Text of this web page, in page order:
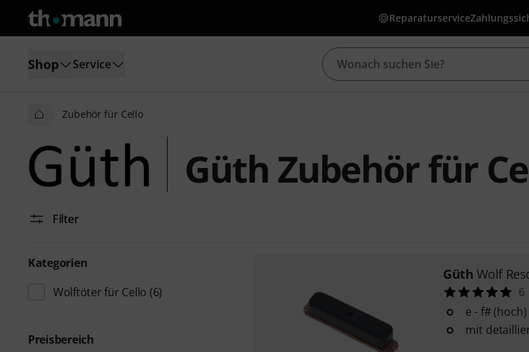
Reparaturservice
Shop Service
Zubehör für Cello
Güth Zubehör für
Filter
Kategorien
Wolftöter für Cello (6)
Preisbereich
Güth Wolf
6
e - f# (hoch)
mit